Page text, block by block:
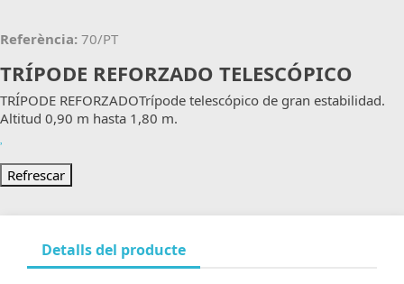
Referència: 70/PT
TRÍPODE REFORZADO TELESCÓPICO
TRÍPODE REFORZADOTrípode telescópico de gran estabilidad.
Altitud 0,90 m hasta 1,80 m.
Detalls del producte